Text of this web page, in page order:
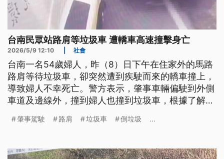
台南民眾站路肩等垃圾車 遭轎車高速撞擊身亡
2026/5/9 12:10 社會
台南一名54歲婦人，昨（8）日下午在住家外的馬路
路肩等待垃圾車，卻突然遭到疾駛而來的轎車撞上，
導致婦人不幸死亡。警方表示，肇事車輛偏駛到外側
車道及邊線外，撞到婦人也撞到垃圾車，根據了解，
移送法辦。
肇事駕駛 路肩 垃圾車 倒垃圾 ...